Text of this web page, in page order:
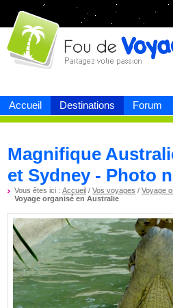
Accueil Destinations Forum
Fou devoyage
Magnifique
et Sydney - Photo
Vous êtes ici :Accueil /Vos voyages /Voyage
Voyage organisé en Australie